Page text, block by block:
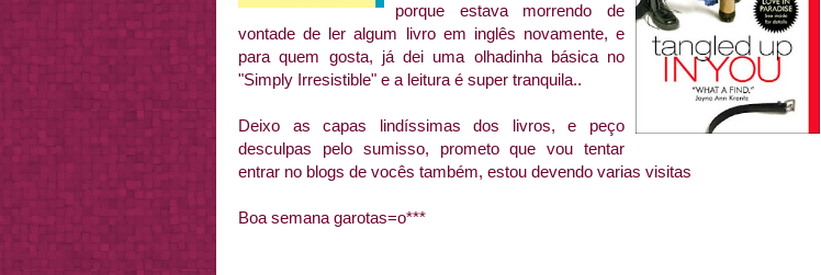
porque estava morrendo de
vontade de ler algum livro em inglês novamente, e
para quem gosta, já dei uma olhadinha básica no
"Simply Irresistible" e a leitura é super tranquila..
Deixo as capas lindíssimas dos livros, e peço
desculpas pelo sumisso, prometo que vou tentar
entrar no blogs de vocês também, estou devendo varias visitas
Boa semana garotas=o***